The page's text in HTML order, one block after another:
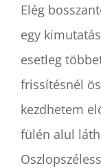
Elég
egy
esetleg
frissítésnél
kezdhetem
fülén alul